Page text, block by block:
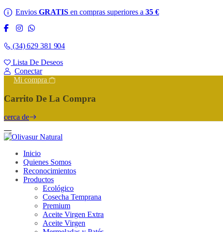
Envios GRATIS en compras superiores a 35 €
(34) 629 381 904
Lista De Deseos
Conectar
Mi compra
Carrito De La Compra
cerca de
Inicio
Quienes Somos
Reconocimientos
Productos
Ecológico
Cosecha Temprana
Premium
Aceite Virgen Extra
Aceite Virgen